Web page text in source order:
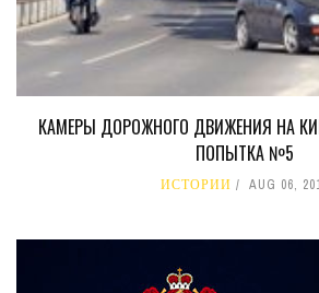
КАМЕРЫ ДОРОЖНОГО ДВИЖЕНИЯ НА
ПОПЫТКА №5
ИСТОРИИ AUG 06,